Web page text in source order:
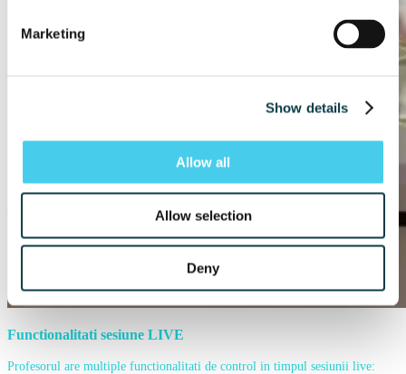
Marketing
Show details
Allow all
Allow selection
Deny
Functionalitati sesiune LIVE
Profesorul are multiple functionalitati de control in timpul sesiunii live: